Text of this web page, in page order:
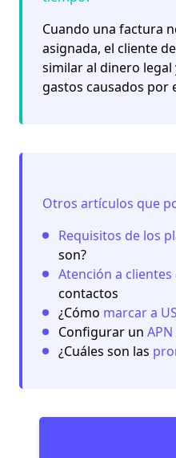
Cuando una factura
asignada, el cliente
similar al dinero legal
gastos causados por
Otros artículos que
Requisitos de los
son?
Atención a clientes
contactos
¿Cómo marcar a
Configurar un
¿Cuáles son las